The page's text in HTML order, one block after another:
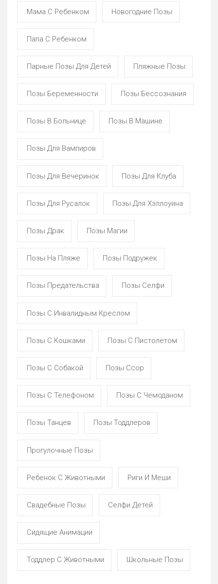
Мама С Ребенком Новогодние Позы
Папа С Ребенком
Парные Позы Для Детей Пляжные Позы
Позы Беременности Позы Бессознания
Позы В Больнице Позы В Машине
Позы Для Вампиров
Позы Для Вечеринок Позы Для Клуба
Позы Для Русалок Позы Для Хэллоуина
Позы Драк Позы Магии
Позы На Пляже Позы Подружек
Позы Предательства Позы Селфи
Позы С Инвалидным Креслом
Позы С Кошками Позы С Пистолетом
Позы С Собакой Позы Ссор
Позы С Телефоном Позы С Чемоданом
Позы Танцев Позы Тоддлеров
Прогулочные Позы
Ребенок С Животными Риги И Меши
Свадебные Позы Селфи Детей
Сидящие Анимации
Тоддлер С Животными Школьные Позы